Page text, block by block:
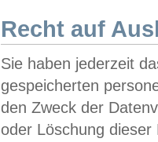
Recht auf
Sie haben jederzeit
gespeicherten
den Zweck der
oder Löschung